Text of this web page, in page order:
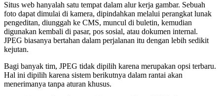
Situs web hanyalah satu tempat dalam alur kerja gambar. Sebuah
foto dapat dimulai di kamera, dipindahkan melalui perangkat lunak
pengeditan, diunggah ke CMS, muncul di buletin, kemudian
digunakan kembali di pasar, pos sosial, atau dokumen internal.
JPEG biasanya bertahan dalam perjalanan itu dengan lebih sedikit
kejutan.
Bagi banyak tim, JPEG tidak dipilih karena merupakan opsi terbaru.
Hal ini dipilih karena sistem berikutnya dalam rantai akan
menerimanya tanpa aturan khusus.